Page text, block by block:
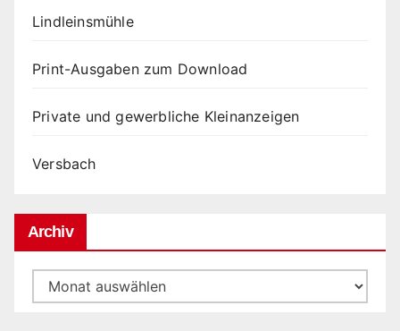
Lindleinsmühle
Print-Ausgaben zum Download
Private und gewerbliche Kleinanzeigen
Versbach
Archiv
Archiv